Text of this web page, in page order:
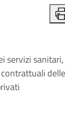
servizi sanitari,
delle